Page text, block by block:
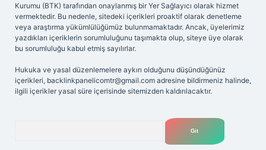
Kurumu (BTK) tarafından onaylanmış bir Yer Sağlayıcı olarak hizmet
vermektedir. Bu nedenle, sitedeki içerikleri proaktif olarak denetleme
veya araştırma yükümlülüğümüz bulunmamaktadır. Ancak, üyelerimiz
yazdıkları içeriklerin sorumluluğunu taşımakta olup, siteye üye olarak
bu sorumluluğu kabul etmiş sayılırlar.
Hukuka ve yasal düzenlemelere aykırı olduğunu düşündüğünüz
içerikleri, backlinkpanelicomtr@gmail.com adresine bildirmeniz halinde,
ilgili içerikler yasal süre içerisinde sitemizden kaldırılacaktır.